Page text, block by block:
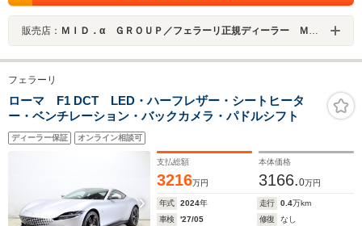
販売店： ＭＩＤ．α ＧＲＯＵＰ／フェラーリ正規ディーラー ＭＩＤ Ｓａｐｐｏｒｏ／株式会社ＭＩＤ ＡＬＦＡ
フェラーリ
ローマ F1 DCT LED・ハーフレザー・シートヒータ
ー・ベンチレーション・バックカメラ・パドルシフト
ディーラー保証 オンライン相談可
支払総額
3216万円
本体価格
3166.0万円
年式 2024年 走行 0.4万km
車検
'27/05 修復
なし